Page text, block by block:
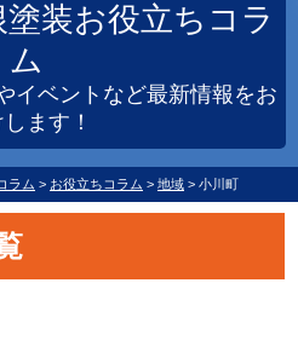
装お役立ちコラ
ム
イベントなど最新情報をお
ます！
ラム > お役立ちコラム > 地域 > 小川町